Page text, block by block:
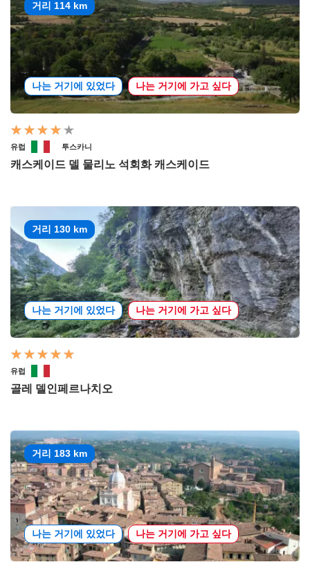
거리 114 km
나는 거기에 있었다 나는 거기에 가고 싶다
유럽 투스카니
캐스케이드 델 물리노 석회화 캐스케이드
거리 130 km
나는 거기에 있었다 나는 거기에 가고 싶다
유럽
골레 델인페르나치오
거리 183 km
나는 거기에 있었다 나는 거기에 가고 싶다